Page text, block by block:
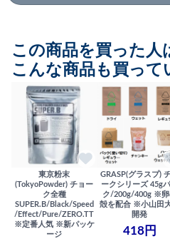
この商品を買った人
こんな商品も買って
東京粉末
(TokyoPowder) チョー
ク全種
SUPER.B/Black/Speed
/Effect/Pure/ZERO.TT
※定番人気 ※新パッケ
ージ
GRASP(グラスプ)
ークシリーズ 45g
ク/200g/400g ※卵
殻を配合 ※小山田
開発
418円